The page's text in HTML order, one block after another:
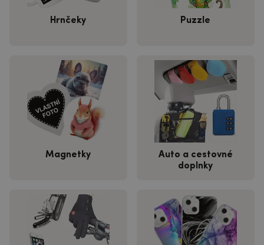
Hrnčeky Puzzle
Magnetky
Auto a cestovné
doplnky